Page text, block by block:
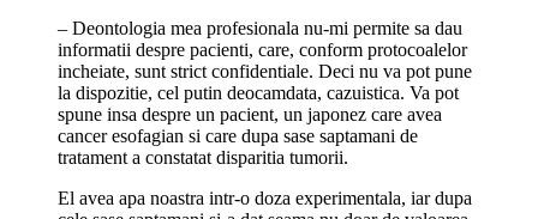
– Deontologia mea profesionala nu-mi permite sa dau
informatii despre pacienti, care, conform protocoalelor
incheiate, sunt strict confidentiale. Deci nu va pot pune
la dispozitie, cel putin deocamdata, cazuistica. Va pot
spune insa despre un pacient, un japonez care avea
cancer esofagian si care dupa sase saptamani de
tratament a constatat disparitia tumorii.
El avea apa noastra intr-o doza experimentala, iar dupa